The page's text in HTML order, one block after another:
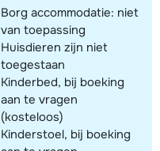
Borg accommodatie: niet
van toepassing
Huisdieren zijn niet
toegestaan
Kinderbed, bij boeking
aan te vragen
(kosteloos)
Kinderstoel, bij boeking